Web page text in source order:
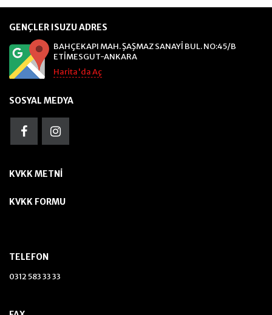
GENÇLER ISUZU ADRES
BAHÇEKAPI MAH. ŞAŞMAZ SANAYİ BUL. NO:45/B
ETİMESGUT-ANKARA
Harita'da Aç
SOSYAL MEDYA
KVKK METNI
KVKK FORMU
TELEFON
0312 583 33 33